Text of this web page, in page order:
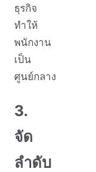
ธุรกิจ
ทำให้
พนักงาน
เป็น
ศูนย์กลาง
3.
จัด
ลำดับ